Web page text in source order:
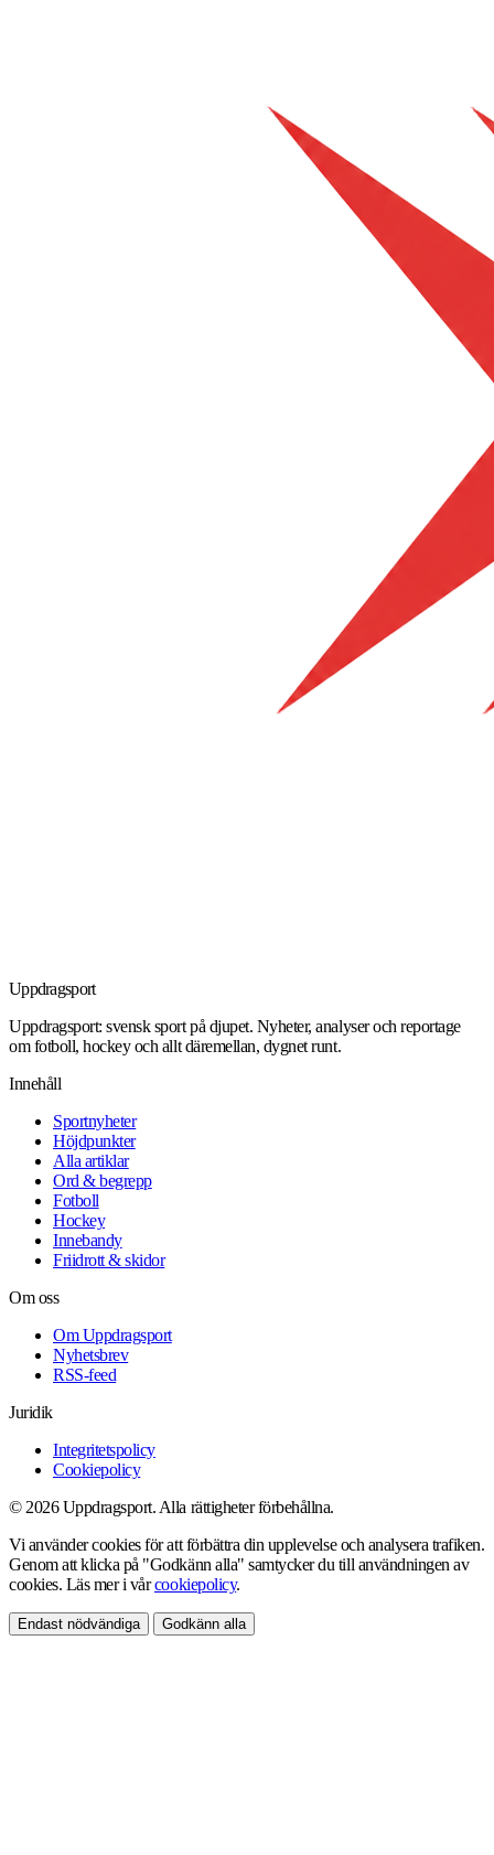
Uppdragsport
Uppdragsport: svensk sport på djupet. Nyheter, analyser och reportage
om fotboll, hockey och allt däremellan, dygnet runt.
Innehåll
Sportnyheter
Höjdpunkter
Alla artiklar
Ord & begrepp
Fotboll
Hockey
Innebandy
Friidrott & skidor
Om oss
Om Uppdragsport
Nyhetsbrev
RSS-feed
Juridik
Integritetspolicy
Cookiepolicy
© 2026 Uppdragsport. Alla rättigheter förbehållna.
Vi använder cookies för att förbättra din upplevelse och analysera trafiken.
Genom att klicka på "Godkänn alla" samtycker du till användningen av
cookies. Läs mer i vårcookiepolicy.
Endast nödvändiga Godkänn alla